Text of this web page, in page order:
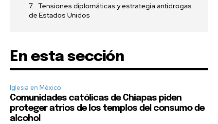
Tensiones diplomáticas y estrategia antidrogas
de Estados Unidos
En esta sección
Iglesia en México
Comunidades católicas de Chiapas piden
proteger atrios de los templos del consumo de
alcohol